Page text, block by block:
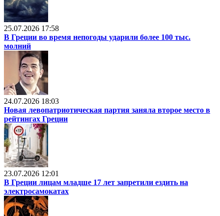
25.07.2026 17:58
В Греции во время непогоды ударили более 100 тыс.
молний
24.07.2026 18:03
Новая левопатриотическая партия заняла второе место в
рейтингах Греции
23.07.2026 12:01
В Греции лицам младше 17 лет запретили ездить на
электросамокатах